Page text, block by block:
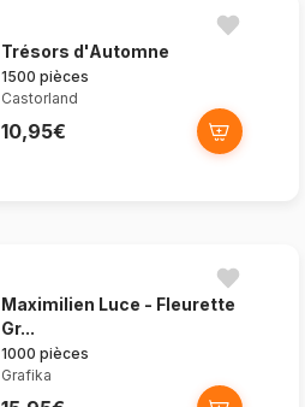
Trésors d'Automne
1500 pièces
Castorland
10,95€
Maximilien Luce - Fleurette
Gr...
1000 pièces
Grafika